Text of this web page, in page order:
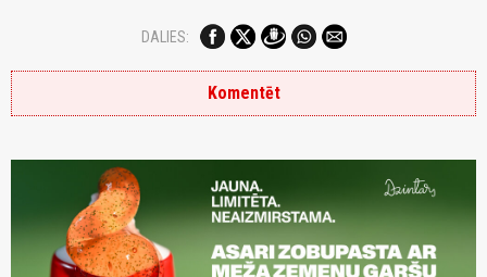
DALIES:
Komentēt